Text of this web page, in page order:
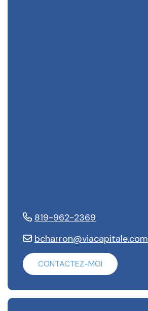
819-962-2369
bcharron@viacapitale.com
CONTACTEZ-MOI